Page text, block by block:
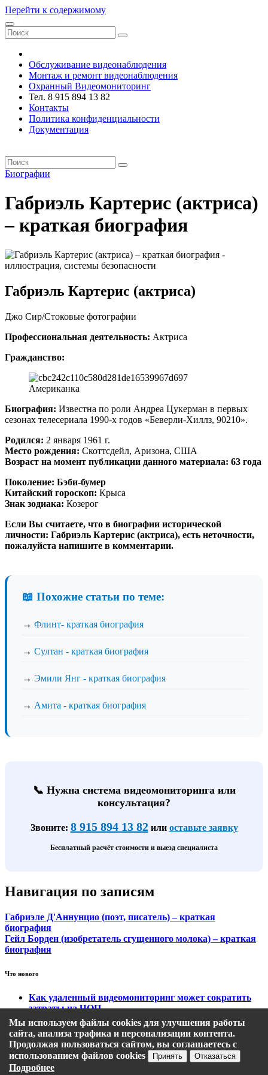
Перейти к содержимому
Обслуживание видеонаблюдения
Монтаж и ремонт видеонаблюдения
Охранный Видеомониторинг
Тел. 8 915 894 13 82
Контакты
Политика конфиденциальности
Документация
Биографии
Габриэль Картерис (актриса)
– краткая биография
Габриэль Картерис (актриса)
Джо Сир/Стоковые фотографии
Профессиональная деятельность: Актриса
Гражданство:
Американка
Биография: Известна по роли Андреа Цукерман в первых
сезонах телесериала 1990-х годов «Беверли-Хиллз, 90210».
Родился: 2 января 1961 г.
Место рождения: Скоттсдейл, Аризона, США
Возраст на момент публикации данного материала: 63 года
Поколение: Бэби-бумер
Китайский гороскоп: Крыса
Знак зодиака: Козерог
Если Вы считаете, что в биографии исторической
личности: Габриэль Картерис (актриса), есть неточности,
пожалуйста напишите в комментарии.
📖 Похожие статьи по теме:
→ Флинт- краткая биография
→ Султан - краткая биография
→ Эмили Янг - краткая биография
→ Амита - краткая биография
📞 Нужна система видеомониторинга или
консультация?
Звоните: 8 915 894 13 82или оставьте заявку
Бесплатный расчёт стоимости и выезд специалиста
Навигация по записям
Габриэле Д'Аннунцио (поэт, писатель) – краткая
биография
Гейл Борден (изобретатель сгущенного молока) – краткая
биография
Что нового
Как удаленный видеомониторинг может сократить
затраты на ЧОП
Тарифы на охранный видеомониторинг
Этапы подключения удаленного видеомониторинга
Кому подходит удаленный видеомониторинг?
Какие задачи решает удаленный видеомониторинг
Политика конфиденциальности
Мы используем файлы cookies для улучшения работы
сайта, анализа трафика и персонализации контента.
Продолжая пользоваться сайтом, вы соглашаетесь с
использованием файлов cookies
Принять Отказаться
Подробнее